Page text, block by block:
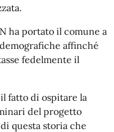
ha portato il comune a
affinché
fedelmente il
fatto di ospitare la
del progetto
questa storia che